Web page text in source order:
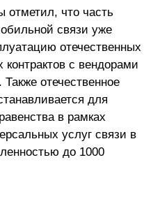
что часть
связи уже
отечественных
с вендорами
отечественное
для
в рамках
услуг связи в
до 1000